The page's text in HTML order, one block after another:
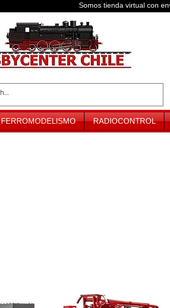
Somos tienda virtual con
FERROMODELISMO RADIOCONTROL